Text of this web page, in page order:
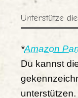
Unterstütze
*Amazon
Du kannst
unterstützen.